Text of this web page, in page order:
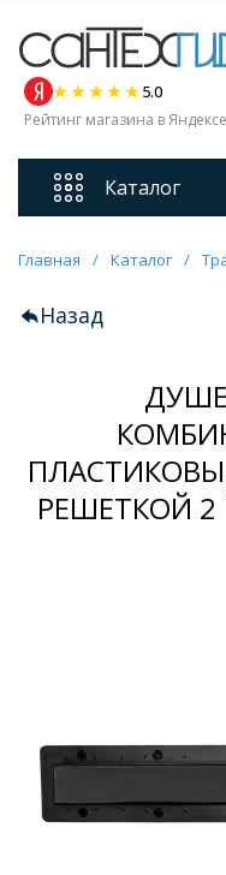
5.0
Рейтинг магазина в Яндексе
Каталог
Смесители
Унитазы
Мебель для
Ванны
Кухонные
Аксессуары
Главная / Каталог /
Назад
РЕШЕТКОЙ 2